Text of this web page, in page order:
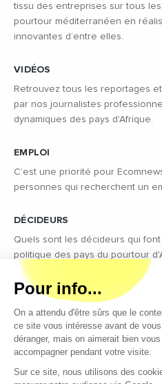
tissu des entreprises sur tous
pourtour méditerranéen en
innovantes d’entre elles.
VIDÉOS
Retrouvez tous les reportages
par nos journalistes
dynamiques des pays d'Afrique.
EMPLOI
C’est une priorité pour
personnes qui recherchent un
DÉCIDEURS
Quels sont les décideurs qui
politique des pays du pourtour